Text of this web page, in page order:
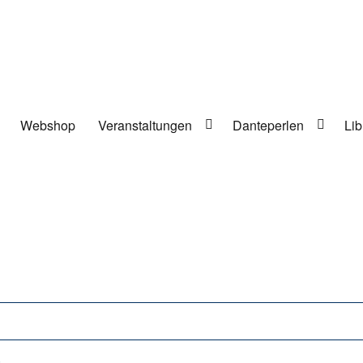
Webshop Veranstaltungen Danteperlen